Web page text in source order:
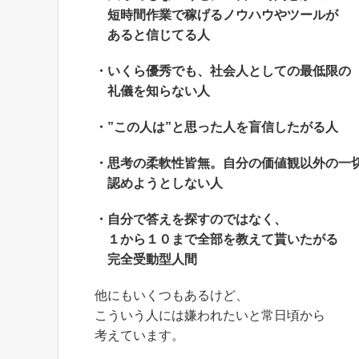
短時間作業で稼げるノウハウやツールが
あると信じてる人
・いくら優秀でも、社会人としての最低限の
礼儀を知らない人
・”この人は”と思った人を盲信したがる人
・思考の柔軟性皆無。自分の価値観以外の一
認めようとしない人
・自分で答えを探すのではなく、
１から１０まで全部を教えて貰いたがる
完全受動型人間
他にもいくつもあるけど、
こういう人には嫌われたいと常日頃から
考えています。